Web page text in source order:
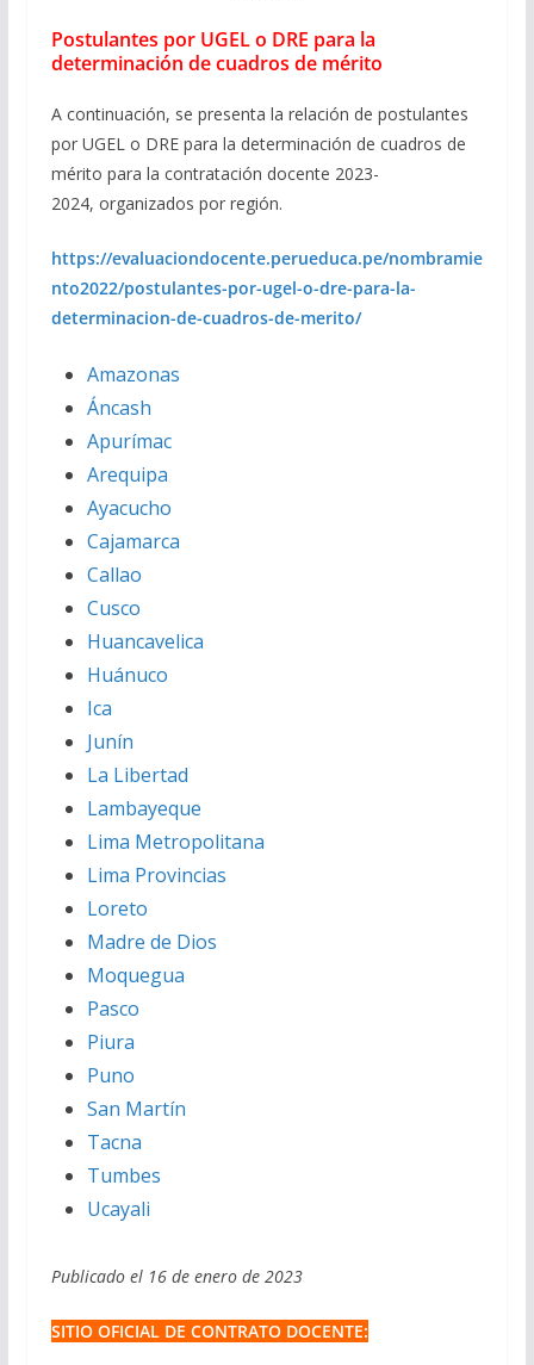
Postulantes por UGEL o DRE para la
determinación de cuadros de mérito
A continuación, se presenta la relación de postulantes
por UGEL o DRE para la determinación de cuadros de
mérito para la contratación docente 2023-
2024, organizados por región.
https://evaluaciondocente.perueduca.pe/nombramie
nto2022/postulantes-por-ugel-o-dre-para-la-
determinacion-de-cuadros-de-merito/
Amazonas
Áncash
Apurímac
Arequipa
Ayacucho
Cajamarca
Callao
Cusco
Huancavelica
Huánuco
Ica
Junín
La Libertad
Lambayeque
Lima Metropolitana
Lima Provincias
Loreto
Madre de Dios
Moquegua
Pasco
Piura
Puno
San Martín
Tacna
Tumbes
Ucayali
Publicado el 16 de enero de 2023
SITIO OFICIAL DE CONTRATO DOCENTE: